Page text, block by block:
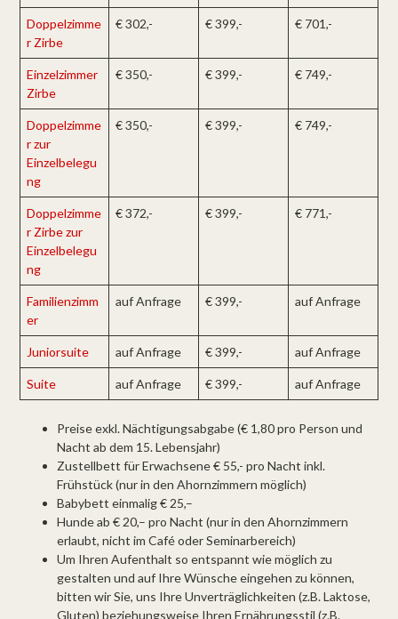
Doppelzimme
r Zirbe
€ 302,- € 399,- € 701,-
Einzelzimmer
Zirbe
€ 350,- € 399,- € 749,-
Doppelzimme
r zur
Einzelbelegu
ng
€ 350,- € 399,- € 749,-
Doppelzimme
r Zirbe zur
Einzelbelegu
ng
€ 372,- € 399,- € 771,-
Familienzimm
er
auf Anfrage € 399,- auf Anfrage
Juniorsuite auf Anfrage € 399,- auf Anfrage
Suite auf Anfrage € 399,- auf Anfrage
Preise exkl. Nächtigungsabgabe (€ 1,80 pro Person und
Nacht ab dem 15. Lebensjahr)
Zustellbett für Erwachsene € 55,- pro Nacht inkl.
Frühstück (nur in den Ahornzimmern möglich)
Babybett einmalig € 25,–
Hunde ab € 20,– pro Nacht (nur in den Ahornzimmern
erlaubt, nicht im Café oder Seminarbereich)
Um Ihren Aufenthalt so entspannt wie möglich zu
gestalten und auf Ihre Wünsche eingehen zu können,
bitten wir Sie, uns Ihre Unverträglichkeiten (z.B. Laktose,
Gluten) beziehungsweise Ihren Ernährungsstil (z.B.